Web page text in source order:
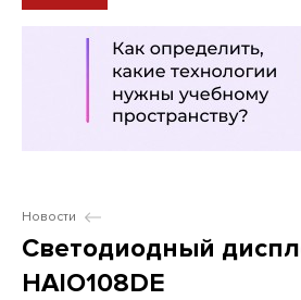
Новости
Светодиодный
HAIO108DE